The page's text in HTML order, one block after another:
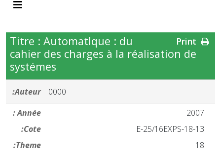
Titre : AutomatIque : du
cahier des charges à la réalisation de
systémes
Auteur:
0000
Année :
2007
Cote:
18-13-E-25/16EXPS
Theme:
18